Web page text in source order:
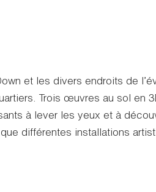
et les divers endroits de
Trois œuvres au sol en
à lever les yeux et à
différentes installations